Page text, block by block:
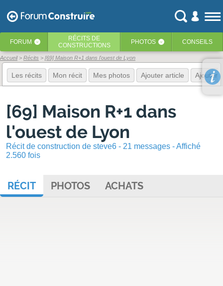
FORUM ‹ RÉCITS DE
CONSTRUCTIONS
PHOTOS ‹ CONSEILS
Accueil Récits [69] Maison R+1 dans l'ouest de Lyon
Les récits Mon récit Mes photos Ajouter article Ajouter
[69] Maison R+1 dans
l'ouest de Lyon
Récit de construction de steve6 - 21 messages - Affiché
2.560 fois
RÉCIT PHOTOS ACHATS